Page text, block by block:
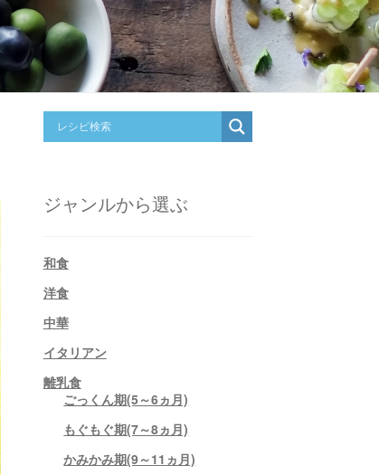
ジャンルから選ぶ
和食
洋食
中華
イタリアン
離乳食
ごっくん期(5～6ヵ月)
もぐもぐ期(7～8ヵ月)
かみかみ期(9～11ヵ月)